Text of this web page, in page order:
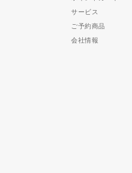
サービス
ご予約商品
会社情報